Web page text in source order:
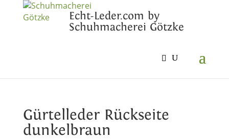
Echt-Leder.com by
Schuhmacherei Götzke
Gürtelleder Rückseite
dunkelbraun